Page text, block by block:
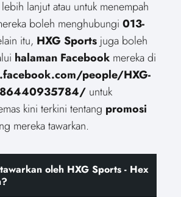
lanjut atau untuk menempah
boleh menghubungi 013-
itu, HXG Sports juga boleh
halaman Facebook mereka di
people/HXG-
untuk
kini terkini tentang promosi
mereka tawarkan.
oleh HXG Sports - Hex